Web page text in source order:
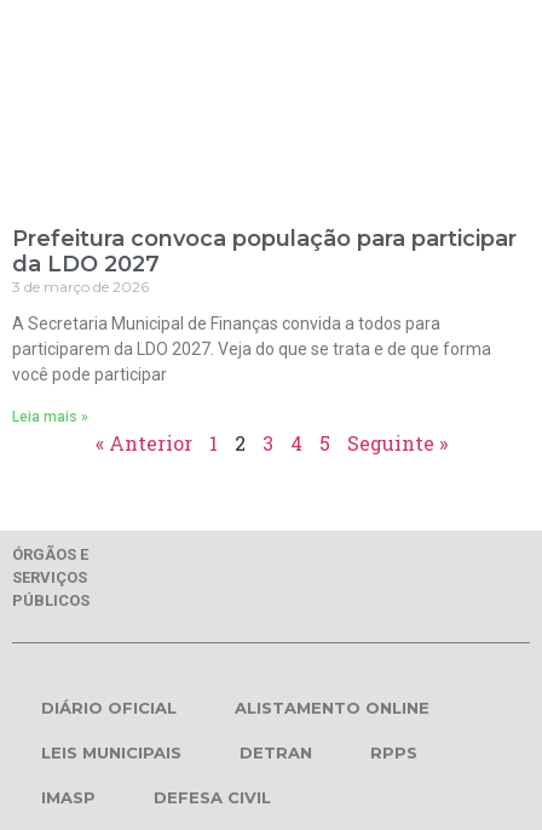
Prefeitura convoca população para participar
da LDO 2027
3 de março de 2026
A Secretaria Municipal de Finanças convida a todos para
participarem da LDO 2027. Veja do que se trata e de que forma
você pode participar
Leia mais »
« Anterior 1 2 3 4 5 Seguinte »
ÓRGÃOS E
SERVIÇOS
PÚBLICOS
DIÁRIO OFICIAL ALISTAMENTO ONLINE
LEIS MUNICIPAIS DETRAN RPPS
IMASP DEFESA CIVIL